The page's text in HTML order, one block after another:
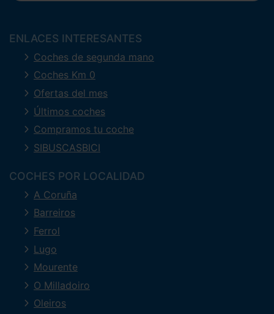
ENLACES INTERESANTES
Coches de segunda mano
Coches Km 0
Ofertas del mes
Últimos coches
Compramos tu coche
SIBUSCASBICI
COCHES POR LOCALIDAD
A Coruña
Barreiros
Ferrol
Lugo
Mourente
O Milladoiro
Oleiros